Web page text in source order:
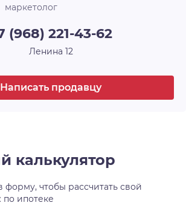
всего района, а
затмит всё, что находится
маркетолог
(968) 221-43-62
Ленина 12
Написать продавцу
калькулятор
форму, чтобы рассчитать свой
ипотеке